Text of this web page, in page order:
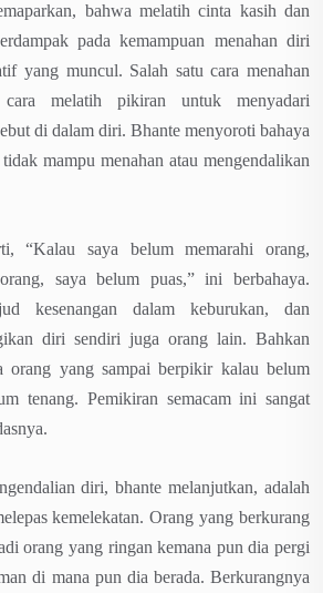
bahwa melatih cinta kasih dan
pada kemampuan menahan diri
yang muncul. Salah satu cara menahan
melatih pikiran untuk menyadari
di dalam diri. Bhante menyoroti bahaya
mampu menahan atau mengendalikan
“Kalau saya belum memarahi orang,
saya belum puas,” ini berbahaya.
kesenangan dalam keburukan, dan
diri sendiri juga orang lain. Bahkan
orang yang sampai berpikir kalau belum
tenang. Pemikiran semacam ini sangat
diri, bhante melanjutkan, adalah
kemelekatan. Orang yang berkurang
orang yang ringan kemana pun dia pergi
di mana pun dia berada. Berkurangnya